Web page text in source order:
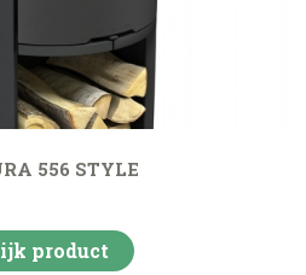
556 STYLE
product